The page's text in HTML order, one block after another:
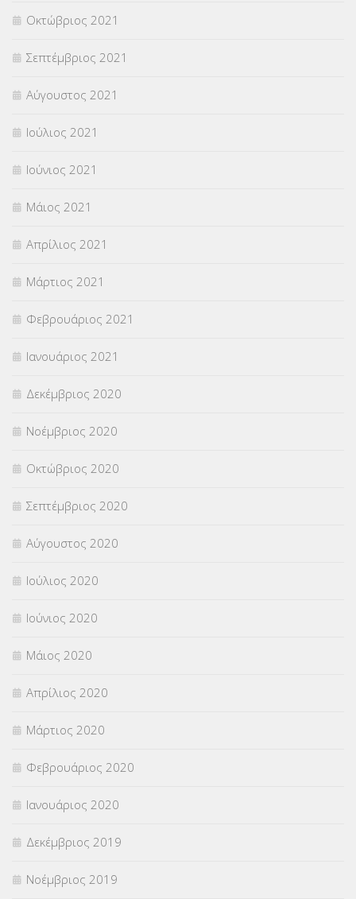
Οκτώβριος 2021
Σεπτέμβριος 2021
Αύγουστος 2021
Ιούλιος 2021
Ιούνιος 2021
Μάιος 2021
Απρίλιος 2021
Μάρτιος 2021
Φεβρουάριος 2021
Ιανουάριος 2021
Δεκέμβριος 2020
Νοέμβριος 2020
Οκτώβριος 2020
Σεπτέμβριος 2020
Αύγουστος 2020
Ιούλιος 2020
Ιούνιος 2020
Μάιος 2020
Απρίλιος 2020
Μάρτιος 2020
Φεβρουάριος 2020
Ιανουάριος 2020
Δεκέμβριος 2019
Νοέμβριος 2019